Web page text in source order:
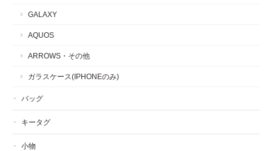
GALAXY
AQUOS
ARROWS・その他
ガラスケース(IPHONEのみ)
バッグ
キータグ
小物